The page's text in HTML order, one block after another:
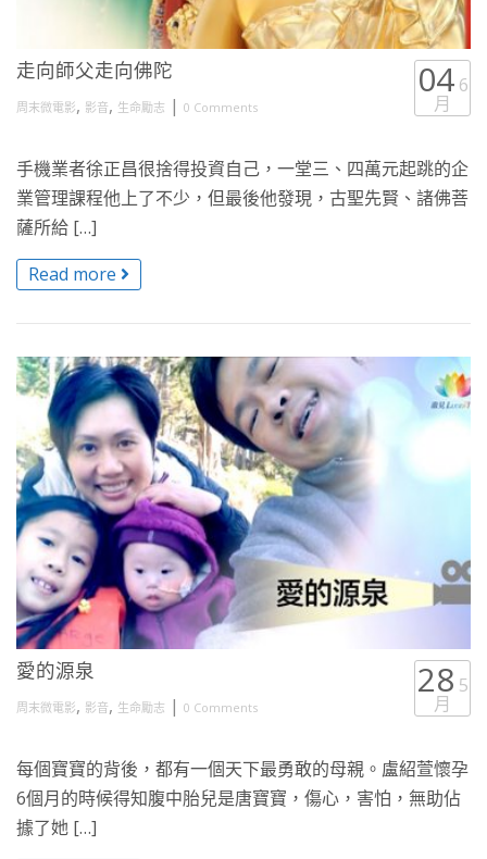
走向師父走向佛陀
周末微電影, 影音, 生命勵志 | 0 Comments
04 6
月
手機業者徐正昌很捨得投資自己，一堂三、四萬元起跳的企
業管理課程他上了不少，但最後他發現，古聖先賢、諸佛菩
薩所給 […]
Read more
愛的源泉
周末微電影, 影音, 生命勵志 | 0 Comments
28 5
月
每個寶寶的背後，都有一個天下最勇敢的母親。盧紹萱懷孕
6個月的時候得知腹中胎兒是唐寶寶，傷心，害怕，無助佔
據了她 […]